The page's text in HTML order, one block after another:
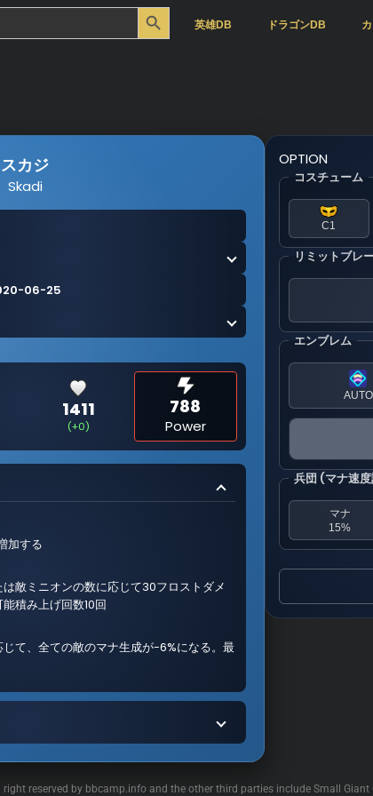
Search Button
英雄DB ドラゴンDB
スカジ
Skadi
06-25
1411
(+0)
788
Power
加する
敵ミニオンの数に応じて30フロストダメ
積み上げ回数10回
て、全ての敵のマナ生成が-6%になる。最
OPTION
コスチューム
C1
リミットブレ
エンブレム
AUTO
兵団 (マナ速
マナ
15%
right reserved by bbcamp.info and the other third parties include Small Giant